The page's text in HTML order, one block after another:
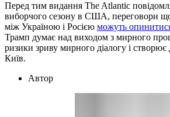
Перед тим видання The Atlantic
виборчого сезону в США, переговори
між Україною і Росією можуть
Трамп думає над виходом з мирного
ризики зриву мирного діалогу і
Київ.
Автор